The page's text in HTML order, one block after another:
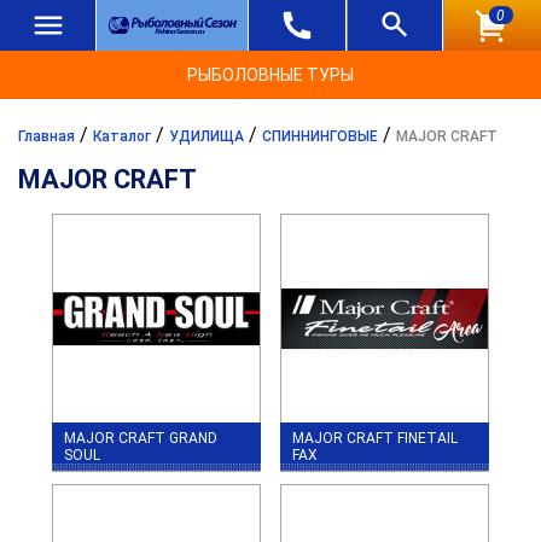
0
РЫБОЛОВНЫЕ ТУРЫ
Главная / Каталог / УДИЛИЩА / СПИННИНГОВЫЕ / MAJOR CRAFT
MAJOR CRAFT
MAJOR CRAFT GRAND
SOUL
MAJOR CRAFT FINETAIL
FAX